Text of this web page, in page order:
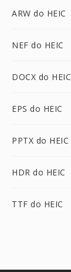
ARW do HEIC
NEF do HEIC
DOCX do HEIC
EPS do HEIC
PPTX do HEIC
HDR do HEIC
TTF do HEIC